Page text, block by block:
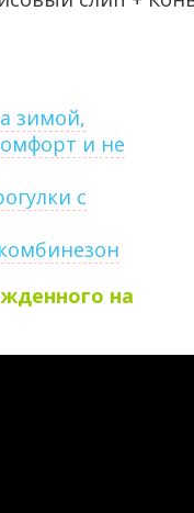
зимой,
и не
с
на